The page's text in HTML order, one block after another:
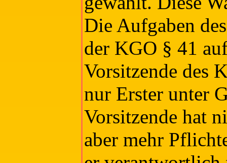
Die Aufgaben
der KGO § 41
Vorsitzende des
nur Erster unter
Vorsitzende hat
aber mehr